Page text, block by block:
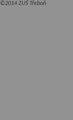
©2014 ZUŠ Třeboň